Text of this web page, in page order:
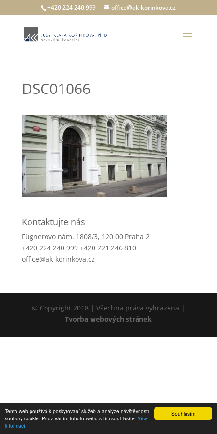
Souhlasím
Tento web používá k poskytovaní služeb a analýze návštěvnosti
soubory cookie. Používáním tohoto webu s tím souhlasíte. Více
informací.
+420 224 240 999 office@ak-korinkova.cz
DSC01066
Kontaktujte nás
Fügnerovo nám. 1808/3, 120 00 Praha 2
+420 224 240 999 +420 721 246 810
office@ak-korinkova.cz
© Copyright 2018 | Všechna práva vyhrazena |
Tvorba webových stránek